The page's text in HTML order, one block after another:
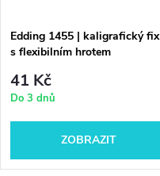
Edding 1455 | kaligrafický fix
s flexibilním hrotem
41 Kč
Do 3 dnů
ZOBRAZIT